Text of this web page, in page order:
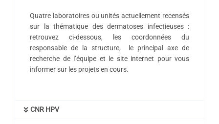
Quatre laboratoires ou unités actuellement recensés
sur la thématique des dermatoses infectieuses :
retrouvez ci-dessous, les coordonnées du
responsable de la structure, le principal axe de
recherche de l’équipe et le site internet pour vous
informer sur les projets en cours.
CNR HPV